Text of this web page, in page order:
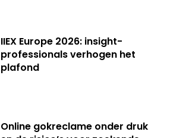
IIEX Europe 2026: insight-
professionals verhogen het
plafond
Online gokreclame onder druk